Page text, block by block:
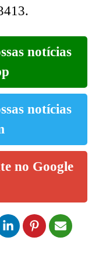
notícias
notícias
no Google